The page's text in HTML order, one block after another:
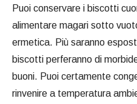
Puoi conservare i biscotti
alimentare magari sotto
ermetica. Più saranno
biscotti perferanno di
buoni. Puoi certamente
rinvenire a temperatura